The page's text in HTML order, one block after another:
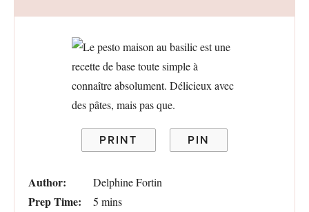
PRINT PIN
Author: Delphine Fortin
Prep Time: 5 mins